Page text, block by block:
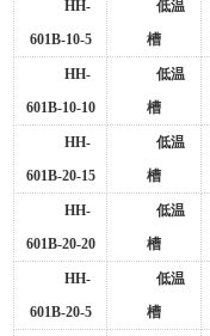
HH-
601B-10-5
低温
槽
HH-
601B-10-10
低温
槽
HH-
601B-20-15
低温
槽
HH-
601B-20-20
低温
槽
HH-
601B-20-5
低温
槽